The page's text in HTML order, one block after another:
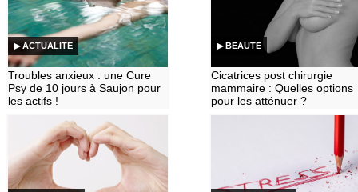
▶ ACTUALITE
Troubles anxieux : une Cure
Psy de 10 jours à Saujon pour
les actifs !
▶ BEAUTE
Cicatrices post chirurgie
mammaire : Quelles options
pour les atténuer ?